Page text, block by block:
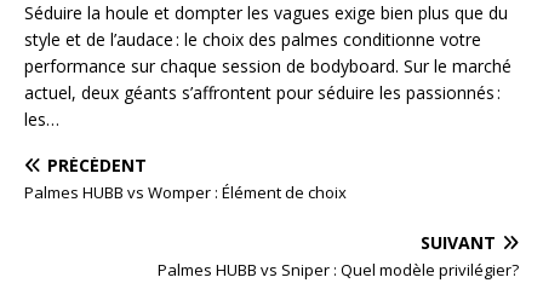
Séduire la houle et dompter les vagues exige bien plus que du
style et de l’audace : le choix des palmes conditionne votre
performance sur chaque session de bodyboard. Sur le marché
actuel, deux géants s’affrontent pour séduire les passionnés :
les…
PRÉCÉDENT
Palmes HUBB vs Womper : Élément de choix
SUIVANT
Palmes HUBB vs Sniper : Quel modèle privilégier?